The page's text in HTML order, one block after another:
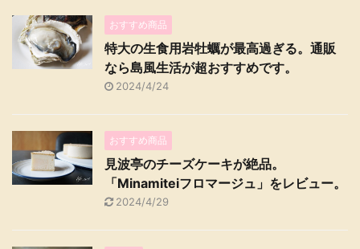
おすすめ商品
特大の生食用岩牡蠣が最高過ぎる。通販
なら島風生活が超おすすめです。
2024/4/24
おすすめ商品
見波亭のチーズケーキが絶品。
「Minamiteiフロマージュ」をレビュー。
2024/4/29